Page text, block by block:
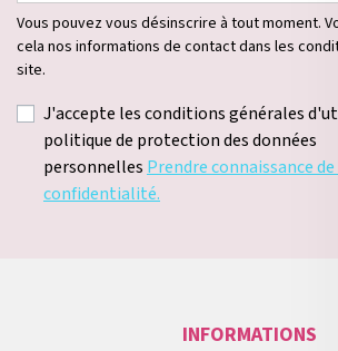
Vous pouvez vous désinscrire à tout moment.
cela nos informations de contact dans les
site.
J'accepte les conditions générales
politique de protection des données
personnelles Prendre connaissance
confidentialité.
INFORMATIONS